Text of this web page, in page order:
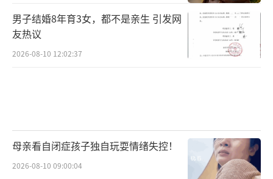
男子结婚8年育3女，都不是亲生 引发网
友热议
2026-08-10 12:02:37
母亲看自闭症孩子独自玩耍情绪失控！
2026-08-10 09:00:04